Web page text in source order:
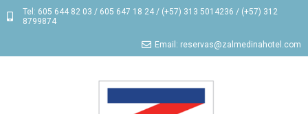
Tel: 605 644 82 03 / 605 647 18 24 / (+57) 313 5014236 / (+57) 312
8799874
Email: reservas@zalmedinahotel.com